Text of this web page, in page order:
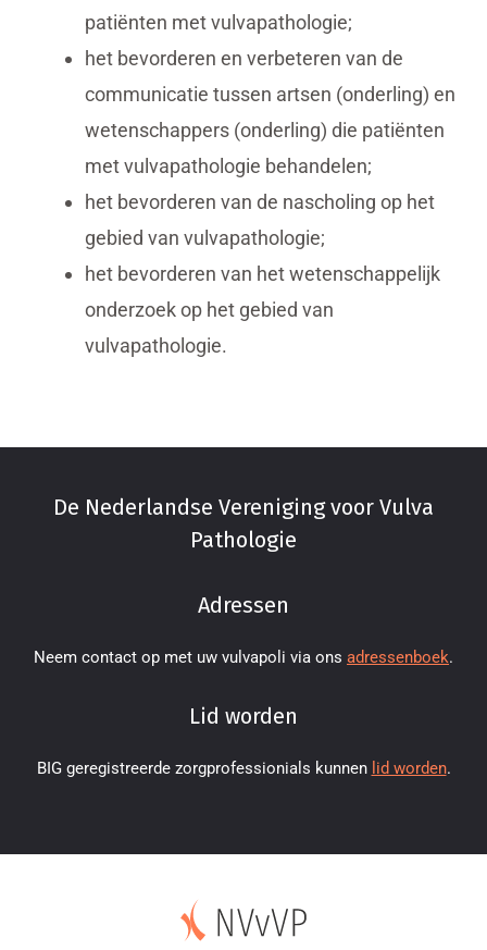
patiënten met vulvapathologie;
het bevorderen en verbeteren van de
communicatie tussen artsen (onderling) en
wetenschappers (onderling) die patiënten
met vulvapathologie behandelen;
het bevorderen van de nascholing op het
gebied van vulvapathologie;
het bevorderen van het wetenschappelijk
onderzoek op het gebied van
vulvapathologie.
De Nederlandse Vereniging voor Vulva
Pathologie
Adressen
Neem contact op met uw vulvapoli via ons adressenboek.
Lid worden
BIG geregistreerde zorgprofessionials kunnen lid worden.